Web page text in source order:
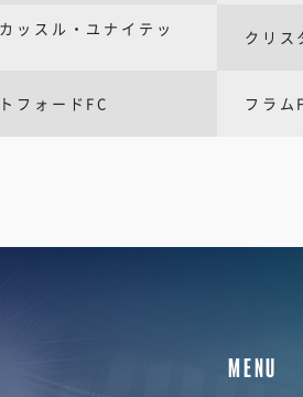
ッスル・ユナイテッ
クリス
フォードFC フラム
MENU